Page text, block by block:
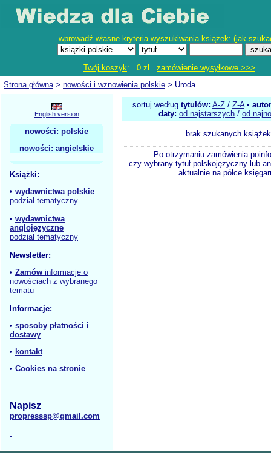
wprowadź własne kryteria wyszukiwania książek: (jak
Twój koszyk: 0 zł zamówienie wysyłkowe >>>
Strona główna> nowości i wznowienia polskie > Uroda
English version
nowości: polskie
nowości: angielskie
Książki:
• wydawnictwa polskie
podział tematyczny
• wydawnictwa
anglojęzyczne
podział tematyczny
Newsletter:
• Zamów informacje o
nowościach z wybranego
tematu
Informacje:
• sposoby płatności i
dostawy
• kontakt
• Cookies na stronie
Napisz
propresssp@gmail.com
sortuj według tytułów: A-Z / Z-A•
daty: od najstarszych / od
brak szukanych książek
Po otrzymaniu zamówienia
czy wybrany tytuł polskojęzyczny lub
aktualnie na półce